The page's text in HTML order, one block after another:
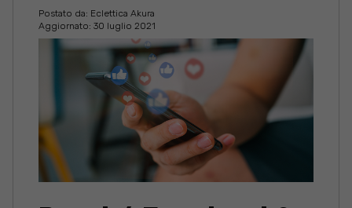
Postato da: Eclettica Akura
Aggiornato: 30 luglio 2021